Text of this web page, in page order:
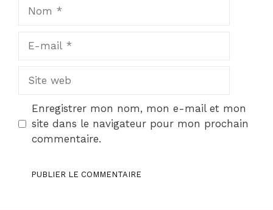
mail
web
Enregistrer mon nom, mon e-mail et mon
site dans le navigateur pour mon prochain
commentaire.